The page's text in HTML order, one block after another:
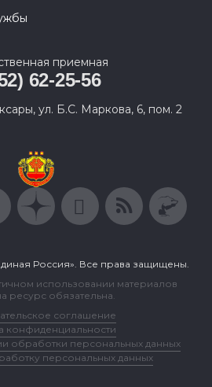
приемная
62-25-56
ул. Б.С. Маркова, 6, пом. 2
Россия». Все права защищены.
использовании материалов
ресурс обязательна.
соглашение
конфиденциальности
обработки персональных данных
персональных данных